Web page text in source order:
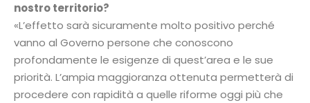
nostro territorio?
«L’effetto sarà sicuramente molto positivo perché
vanno al Governo persone che conoscono
profondamente le esigenze di quest’area e le sue
priorità. L’ampia maggioranza ottenuta permetterà di
procedere con rapidità a quelle riforme oggi più che